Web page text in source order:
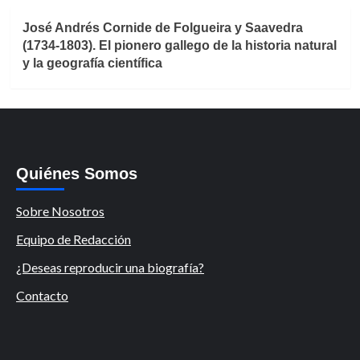
José Andrés Cornide de Folgueira y Saavedra
(1734-1803). El pionero gallego de la historia natural
y la geografía científica
Quiénes Somos
Sobre Nosotros
Equipo de Redacción
¿Deseas reproducir una biografía?
Contacto